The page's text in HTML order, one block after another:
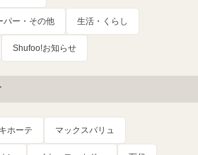
パー・その他 生活・くらし
Shufoo!お知らせ
ホーテ マックスバリュ